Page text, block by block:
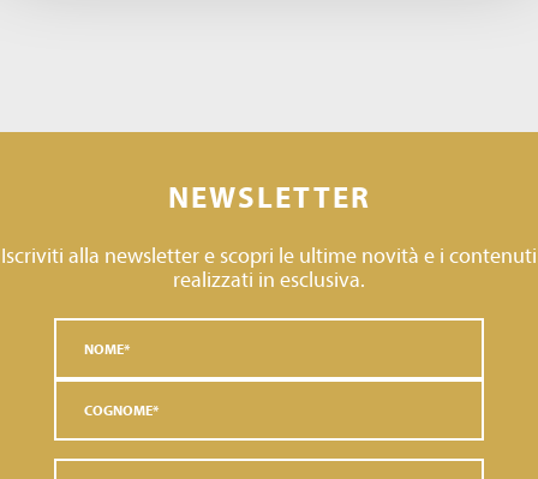
NEWSLETTER
Iscriviti alla newsletter e scopri le ultime novità e i contenuti
realizzati in esclusiva.